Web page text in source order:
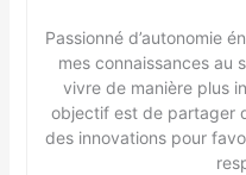
Passionné d’autonomie
mes connaissances au
vivre de manière plus
objectif est de partager
des innovations pour